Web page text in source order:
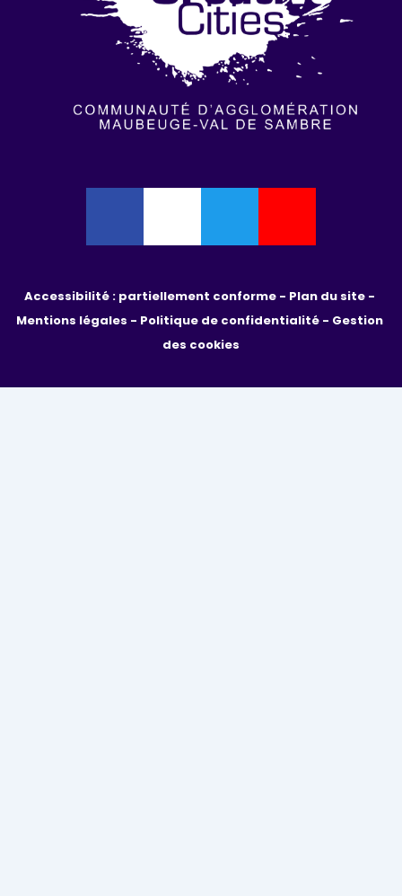
Accessibilité : partiellement conforme -
Mentions légales - Politique de confidentialité - Gestion
des cookies